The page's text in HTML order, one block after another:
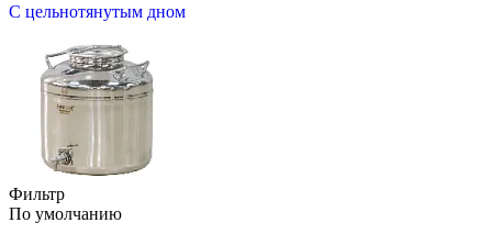
С цельнотянутым дном
Фильтр
По умолчанию